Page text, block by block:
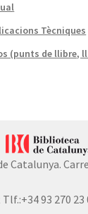
Tècniques
(punts de llibre,
Catalunya.
93 270 23